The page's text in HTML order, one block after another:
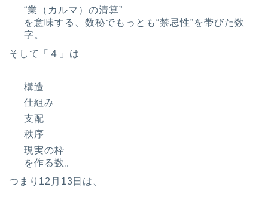
“業（カルマ）の清算”
を意味する、数秘でもっとも“禁忌性”を帯びた数
字。
そして「４」は
構造
仕組み
支配
秩序
現実の枠
を作る数。
つまり12月13日は、